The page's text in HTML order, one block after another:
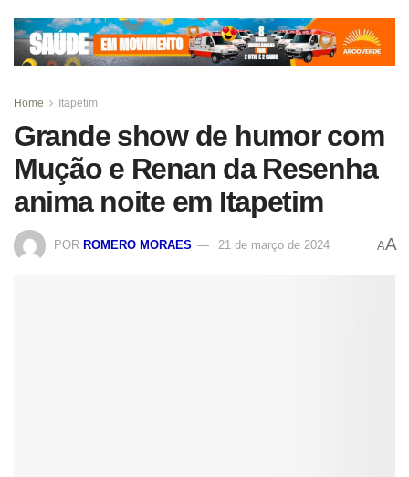
Home Itapetim
Grande show de humor com
Mução e Renan da Resenha
anima noite em Itapetim
POR ROMERO MORAES 21 de março de 2024 AA